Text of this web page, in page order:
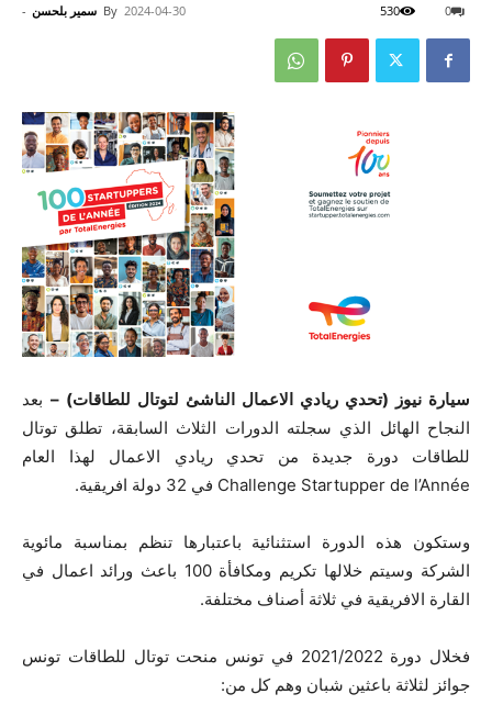
By سمير بلحسن - 2024-04-30 0
530
سيارة نيوز (تحدي ريادي الاعمال الناشئ لتوتال للطاقات) – بعد
النجاح الهائل الذي سجلته الدورات الثلاث السابقة، تطلق توتال
للطاقات دورة جديدة من تحدي ريادي الاعمال لهذا العام
Challenge Startupper de l’Année في 32 دولة افريقية.
وستكون هذه الدورة استثنائية باعتبارها تنظم بمناسبة مائوية
الشركة وسيتم خلالها تكريم ومكافأة 100 باعث ورائد اعمال في
القارة الافريقية في ثلاثة أصناف مختلفة.
فخلال دورة 2021/2022 في تونس منحت توتال للطاقات تونس
جوائز لثلاثة باعثين شبان وهم كل من: